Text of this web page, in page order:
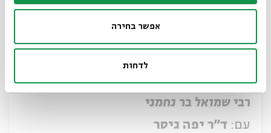
אפשר בחירה
לדחות
רבי שמואל בר נחמני
עם: ד"ר יפה גיסר